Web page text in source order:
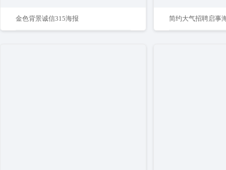
金色背景诚信315海报 简约大气招聘启事